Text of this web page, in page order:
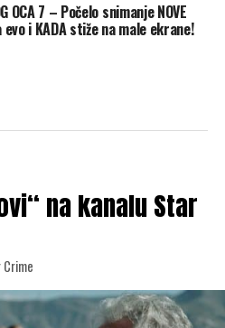
OCA 7 – Počelo snimanje NOVE
evo i KADA stiže na male ekrane!
na kanalu Star